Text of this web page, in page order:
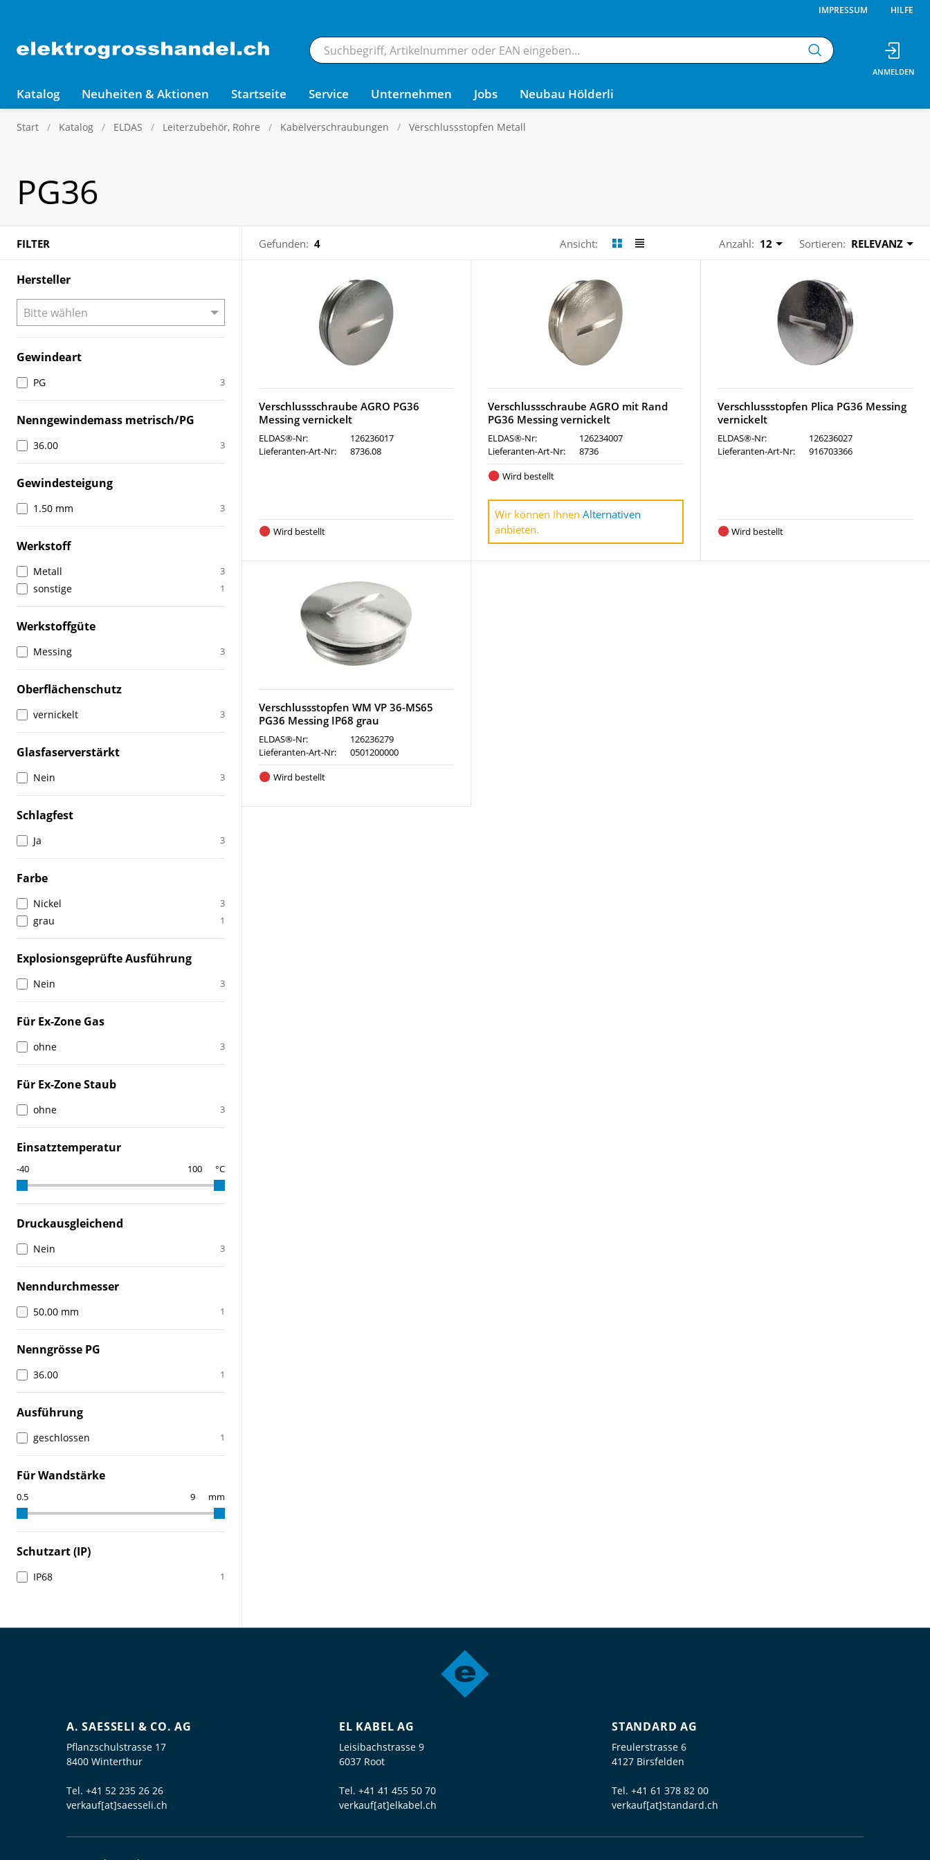
IMPRESSUM HILFE
Katalog Neuheiten & Aktionen Startseite Service Unternehmen Jobs Neubau Hölderli
Start Katalog ELDAS Leiterzubehör, Rohre Kabelverschraubungen Verschlussstopfen Metall
PG36
FILTER Gefunden: 4 Ansicht: Anzahl: 12 Sortieren: RELEVANZ
Hersteller
Gewindeart
PG 3
Nenngewindemass metrisch/PG
36.00 3
Gewindesteigung
1.50 mm 3
Werkstoff
Metall 3
sonstige 1
Werkstoffgüte
Messing 3
Oberflächenschutz
vernickelt 3
Glasfaserverstärkt
Nein 3
Schlagfest
Ja 3
Farbe
Nickel 3
grau 1
Explosionsgeprüfte Ausführung
Nein 3
Für Ex-Zone Gas
ohne 3
Für Ex-Zone Staub
ohne 3
Einsatztemperatur
°C
Druckausgleichend
Nein 3
Nenndurchmesser
50.00 mm 1
Nenngrösse PG
36.00 1
Ausführung
geschlossen 1
Für Wandstärke
mm
Schutzart (IP)
IP68 1
Verschlussschraube AGRO PG36
Messing vernickelt
ELDAS®-Nr:
126236017
Lieferanten-Art-Nr:
8736.08
Wird bestellt
Verschlussschraube AGRO mit Rand
PG36 Messing vernickelt
ELDAS®-Nr:
126234007
Lieferanten-Art-Nr:
8736
Wird bestellt
Wir können IhnenAlternativen
anbieten.
Verschlussstopfen Plica PG36 Messing
vernickelt
ELDAS®-Nr:
126236027
Lieferanten-Art-Nr:
916703366
Wird bestellt
Verschlussstopfen WM VP 36-MS65
PG36 Messing IP68 grau
ELDAS®-Nr:
126236279
Lieferanten-Art-Nr:
0501200000
Wird bestellt
A. SAESSELI & CO. AG
Pflanzschulstrasse 17
8400 Winterthur
Tel. +41 52 235 26 26
verkauf[at]saesseli.ch
EL KABEL AG
Leisibachstrasse 9
6037 Root
Tel. +41 41 455 50 70
verkauf[at]elkabel.ch
STANDARD AG
Freulerstrasse 6
4127 Birsfelden
Tel. +41 61 378 82 00
verkauf[at]standard.ch